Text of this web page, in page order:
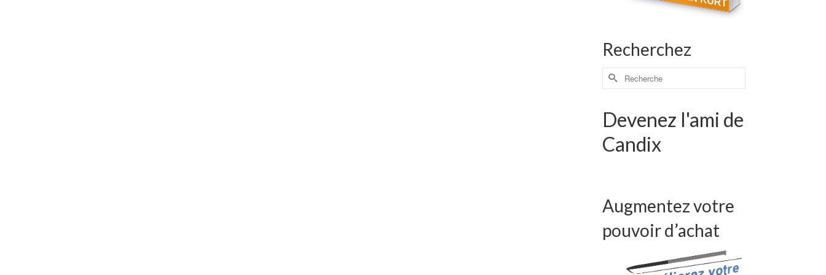
Recherchez
Devenez l'ami de
Candix
Augmentez votre
pouvoir d’achat